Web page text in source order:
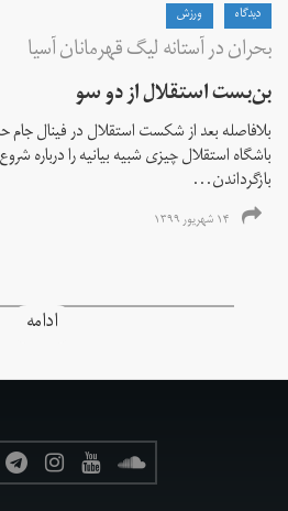
دیدگاه ورزش
بحران در آستانه لیگ قهرمانان آسیا
بن‌بست استقلال از دو سو
بلافاصله بعد از شکست استقلال در فینال جام
باشگاه استقلال چیزی شبیه بیانیه را درباره
بازگرداندن...
۱۴ شهریور ۱۳۹۹
ادامه